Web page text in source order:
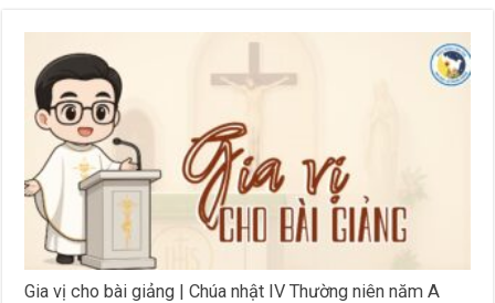
Gia vị cho bài giảng | Chúa nhật IV Thường niên năm A